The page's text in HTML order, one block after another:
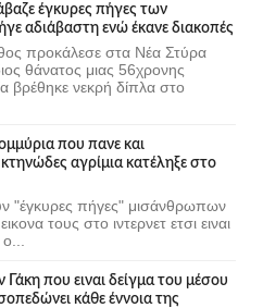
έγκυρες πήγες των
αδιάβαστη ενώ έκανε διακοπές
προκάλεσε στα Νέα Στύρα
θάνατος μιας 56χρονης
βρέθηκε νεκρή δίπλα στο
που πανε και
αγρίμια κατέληξε στο
"έγκυρες πήγες" μισάνθρωπων
τους στο ιντερνετ ετσι ειναι
που ειναι δείγμα του μέσου
κάθε έννοια της